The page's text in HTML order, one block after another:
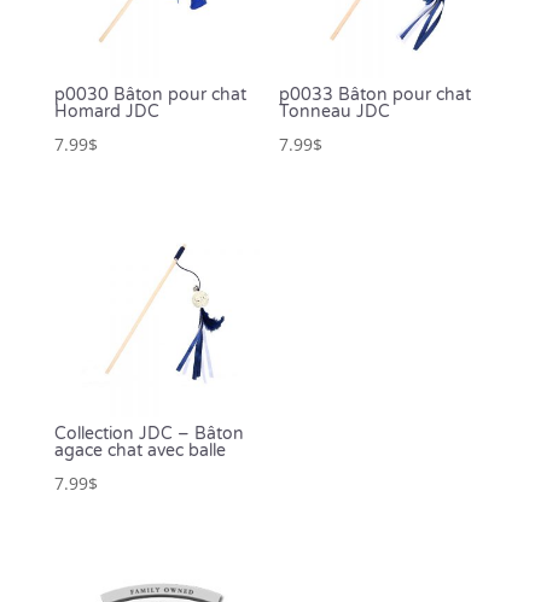
p0030 Bâton pour chat
Homard JDC
7.99$
p0033 Bâton pour chat
Tonneau JDC
7.99$
Collection JDC – Bâton
agace chat avec balle
7.99$